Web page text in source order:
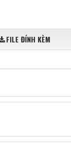
FILE ĐÍNH KÈM